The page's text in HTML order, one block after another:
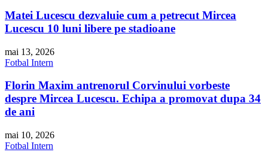
Matei Lucescu dezvaluie cum a petrecut Mircea
Lucescu 10 luni libere pe stadioane
mai 13, 2026
Fotbal Intern
Florin Maxim antrenorul Corvinului vorbeste
despre Mircea Lucescu. Echipa a promovat dupa 34
de ani
mai 10, 2026
Fotbal Intern